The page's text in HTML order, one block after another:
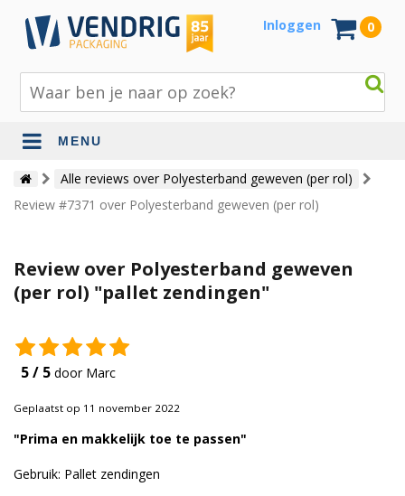
Inloggen 0
MENU
Beschermingsmateriaal
Bouw- en tuinmaterialen
Jute en lopers
Tape en stickers
Alle reviews over Polyesterband geweven (per rol)
Review #7371 over Polyesterband geweven (per rol)
Review over Polyesterband geweven
(per rol) "pallet zendingen"
5 / 5 door Marc
Geplaatst op 11 november 2022
"Prima en makkelijk toe te passen"
Gebruik: Pallet zendingen